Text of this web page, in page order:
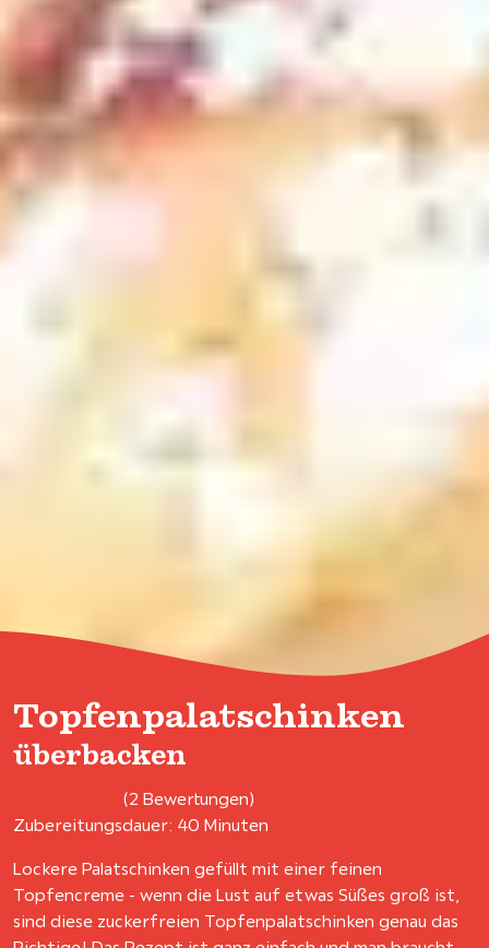
Topfenpalatschinken
überbacken
(2 Bewertungen)
Zubereitungsdauer: 40 Minuten
Lockere Palatschinken gefüllt mit einer feinen
Topfencreme - wenn die Lust auf etwas Süßes groß ist,
sind diese zuckerfreien Topfenpalatschinken genau das